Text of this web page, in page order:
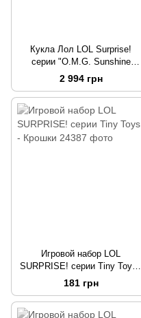
Кукла Лол LOL Surprise!
серии "O.M.G. Sunshine
Makeover Bubblegum" – DJ
Баблгам
2 994 грн
Игровой набор LOL
SURPRISE! серии Tiny Toys -
Крошки
181 грн